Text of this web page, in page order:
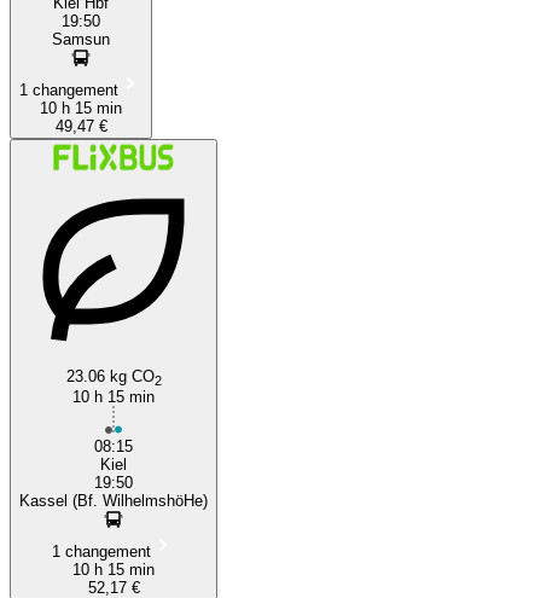
19:50
Samsun
1 changement
10 h 15 min
49,47 €
23.06 kg CO2
10 h 15 min
08:15
Kiel
19:50
Kassel (Bf. WilhelmshöHe)
1 changement
10 h 15 min
52,17 €